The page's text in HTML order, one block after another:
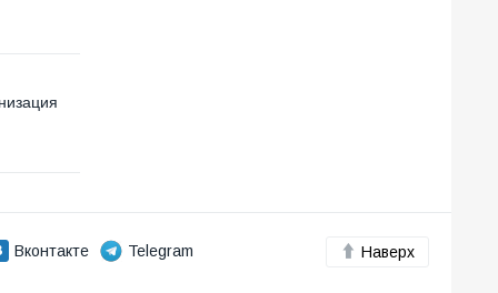
Вконтакте Telegram Наверх